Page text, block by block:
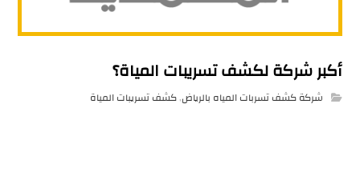
أكبر شركة لكشف تسريبات المياة؟
شركة كشف تسربات المياه بالرياض,كشف تسريبات المياة